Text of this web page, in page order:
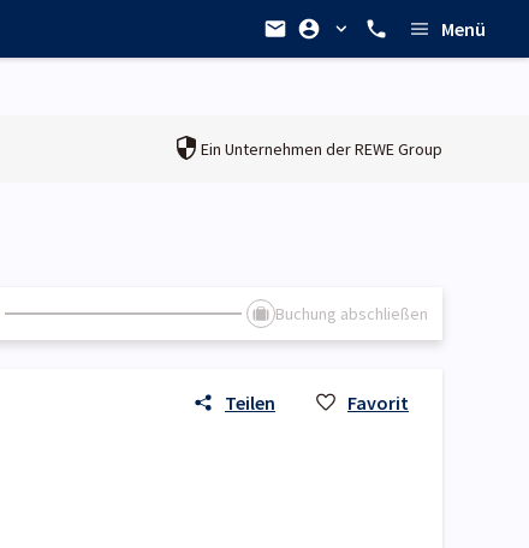
Menü
Ein Unternehmen derREWE Group
Buchung abschließen
Teilen Favorit